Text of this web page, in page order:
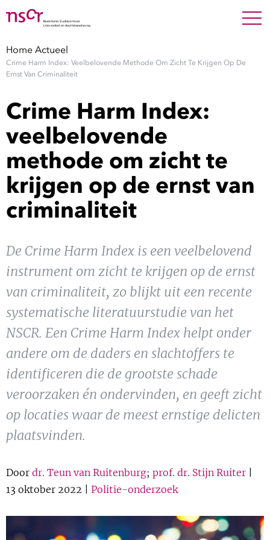
Onderzoek
Medewerkers
Factsheets
Publicaties
Over NSCR
Contact
Uitgelicht Show
Cursus
BLOG
Podcast
Home Actueel
Crime Harm Index: Veelbelovende Methode Om Zicht Te Krijgen Op De
Ernst Van Criminaliteit
Crime Harm Index:
veelbelovende
methode om zicht te
krijgen op de ernst van
criminaliteit
De Crime Harm Index is een veelbelovend
instrument om zicht te krijgen op de ernst
van criminaliteit, zo blijkt uit een recente
systematische literatuurstudie van het
NSCR. Een Crime Harm Index helpt onder
andere om de daders en slachtoffers te
identificeren die de grootste schade
veroorzaken én ondervinden, en geeft zicht
op locaties waar de meest ernstige delicten
plaatsvinden.
Door dr. Teun van Ruitenburg; prof. dr. Stijn Ruiter
13 oktober 2022 | Politie-onderzoek